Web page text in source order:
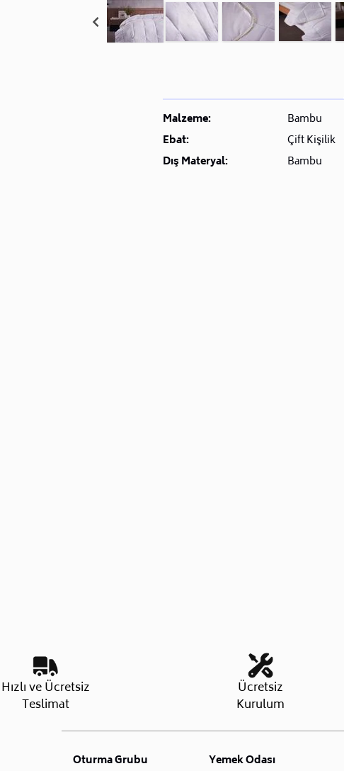
Malzeme:
Bambu
Ebat:
Çift Kişilik
Dış Materyal:
Bambu
Hızlı ve Ücretsiz
Teslimat
Ücretsiz
Kurulum
Oturma Grubu
Yemek Odası